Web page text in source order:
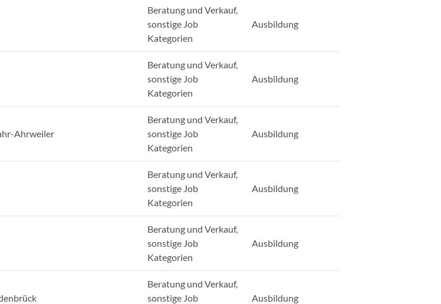
Beratung und Verkauf,
sonstige Job
Kategorien
Ausbildung
Beratung und Verkauf,
sonstige Job
Kategorien
Ausbildung
Ahrweiler
Beratung und Verkauf,
sonstige Job
Kategorien
Ausbildung
Beratung und Verkauf,
sonstige Job
Kategorien
Ausbildung
Beratung und Verkauf,
sonstige Job
Kategorien
Ausbildung
Beratung und Verkauf,
sonstige Job
Ausbildung